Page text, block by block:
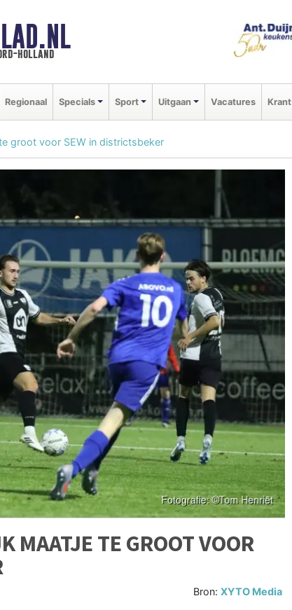
holland
Regionaal Specials Sport Uitgaan Vacatures Krant
groot voor SEW in districtsbeker
MAATJE TE GROOT VOOR
Bron:XYTO Media